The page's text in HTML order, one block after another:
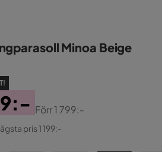
Minoa Beige
Förr1 799:-
pris 1 199:-